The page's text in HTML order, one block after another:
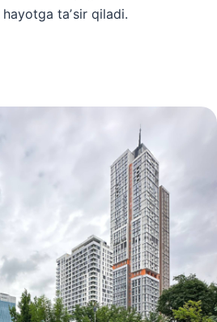
taʼsir qiladi.